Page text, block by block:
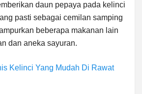
daun pepaya pada kelinci
pasti sebagai cemilan samping
beberapa makanan lain
dan aneka sayuran.
Kelinci Yang Mudah Di Rawat